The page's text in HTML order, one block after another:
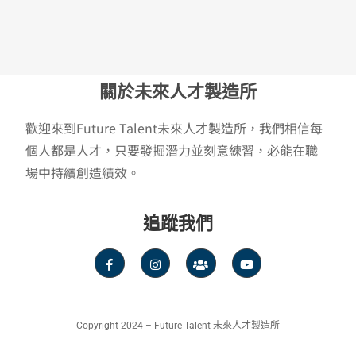
關於未來人才製造所
歡迎來到Future Talent未來人才製造所，我們相信每
個人都是人才，只要發掘潛力並刻意練習，必能在職
場中持續創造績效。
追蹤我們
Copyright 2024 – Future Talent 未來人才製造所